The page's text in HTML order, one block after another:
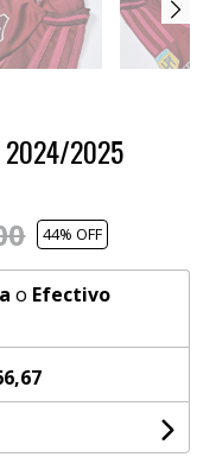
2024/2025
44% OFF
o Efectivo